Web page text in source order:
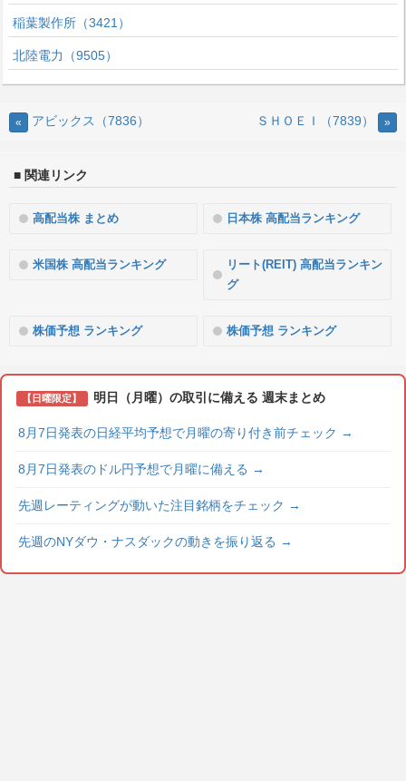
稲葉製作所（3421）
北陸電力（9505）
« アビックス（7836） ＳＨＯＥＩ（7839） »
■ 関連リンク
高配当株 まとめ 日本株 高配当ランキング
米国株 高配当ランキング
リート(REIT) 高配当ランキン
グ
株価予想 ランキング 株価予想 ランキング
【日曜限定】 明日（月曜）の取引に備える 週末まとめ
8月7日発表の日経平均予想で月曜の寄り付き前チェック →
8月7日発表のドル円予想で月曜に備える →
先週レーティングが動いた注目銘柄をチェック →
先週のNYダウ・ナスダックの動きを振り返る →